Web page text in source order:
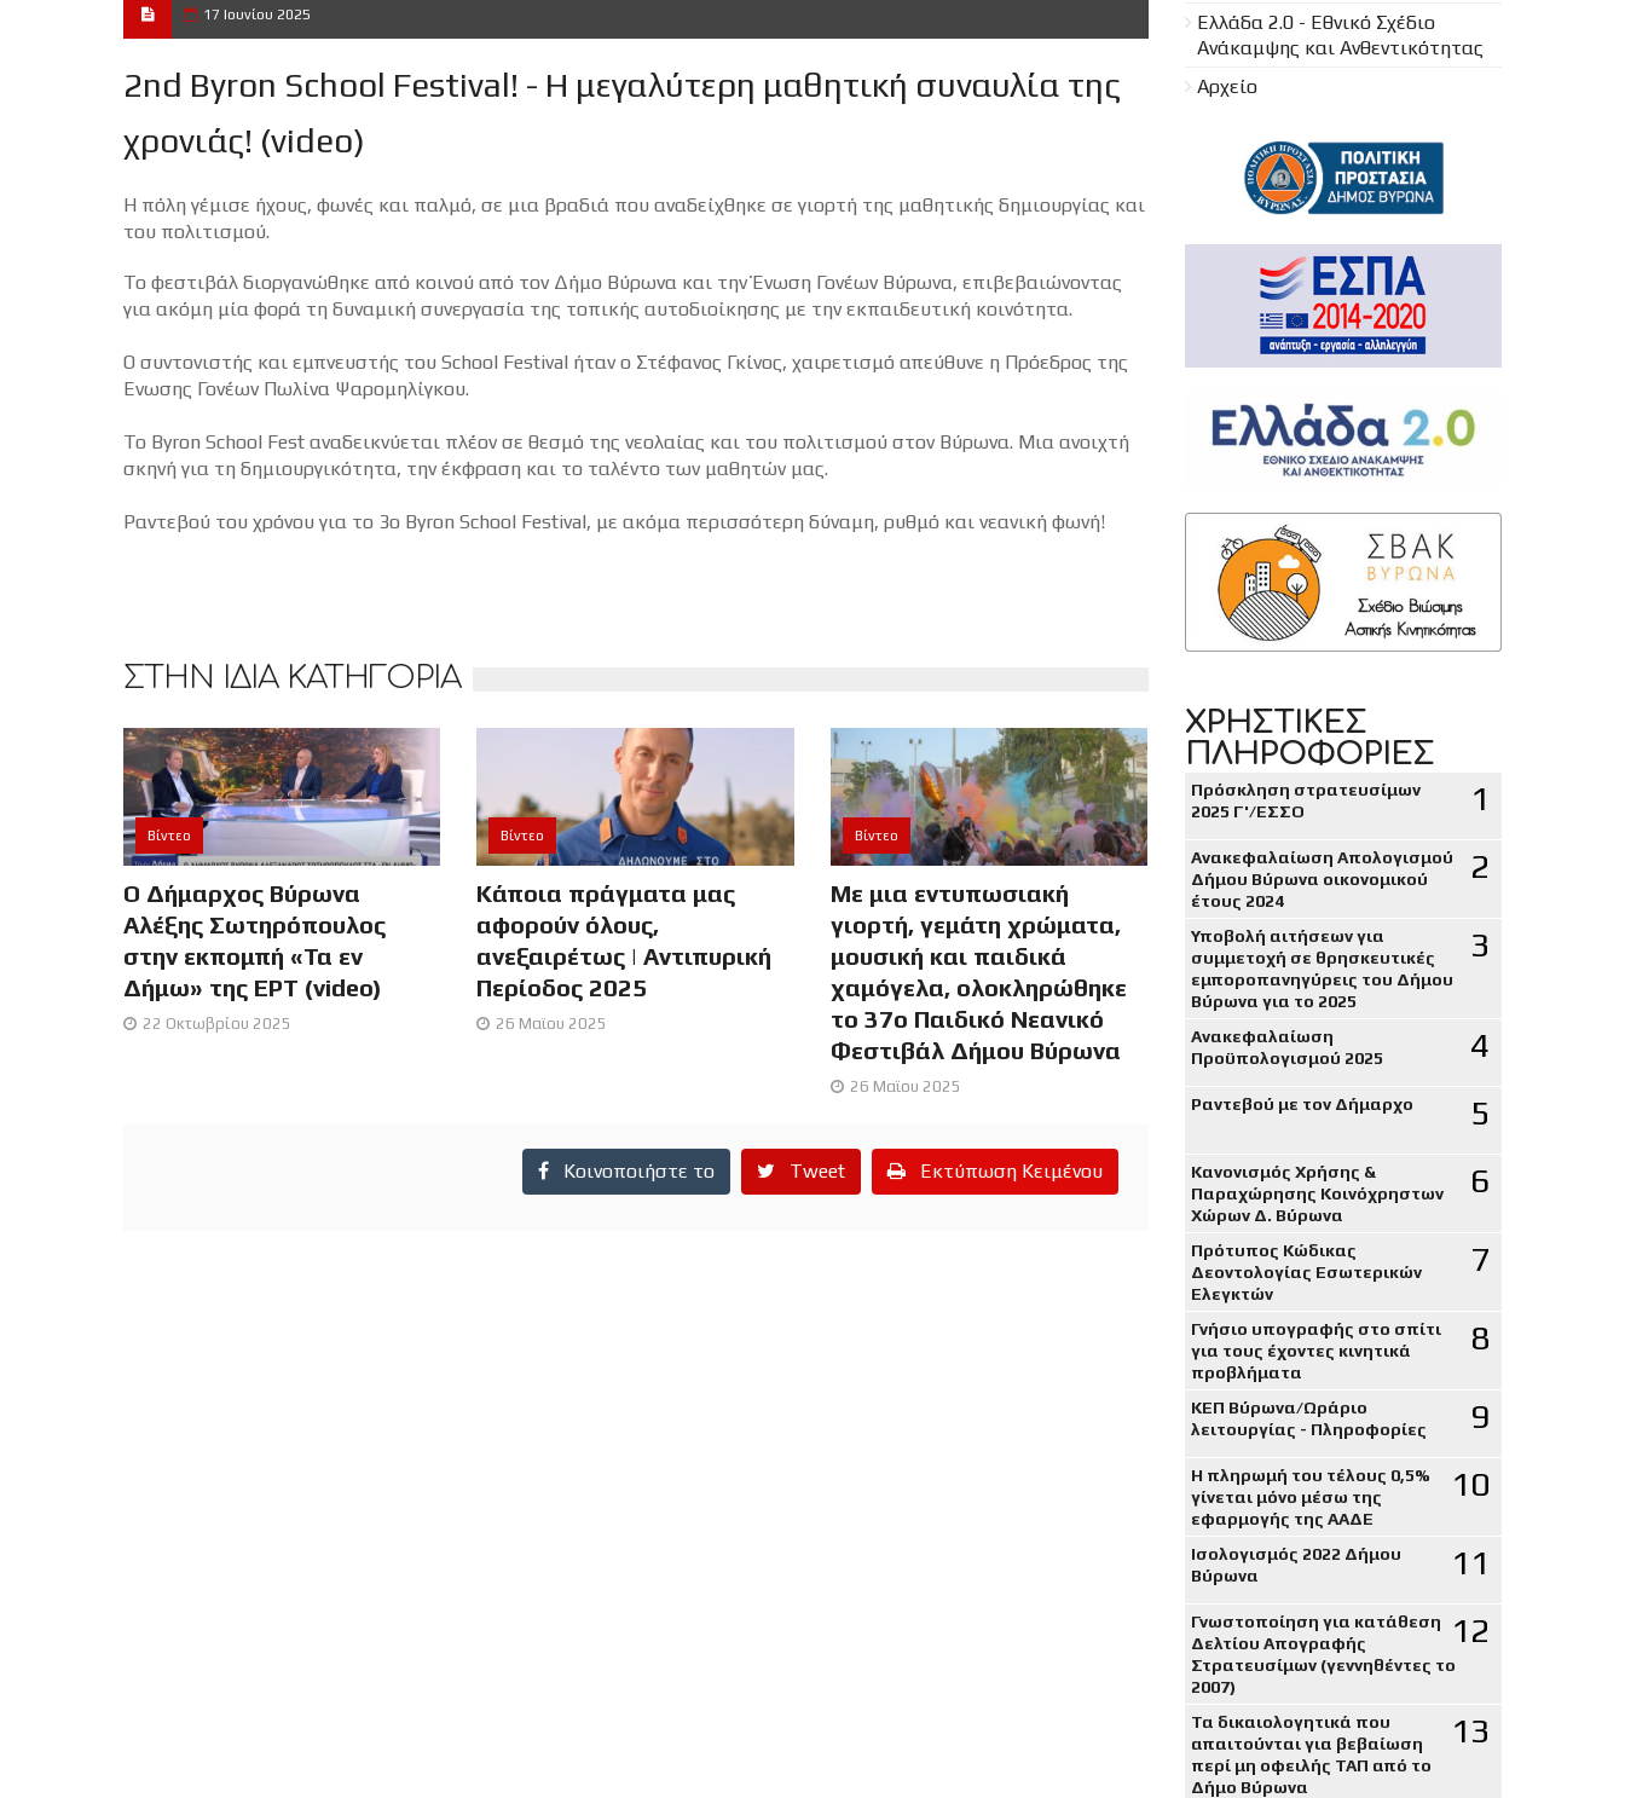
17 Ιουνίου 2025
2nd Byron School Festival! - Η μεγαλύτερη μαθητική συναυλία της
χρονιάς! (video)
Η πόλη γέμισε ήχους, φωνές και παλμό, σε μια βραδιά που αναδείχθηκε σε γιορτή της μαθητικής δημιουργίας και
του πολιτισμού.
Το φεστιβάλ διοργανώθηκε από κοινού από τον Δήμο Βύρωνα και την Ένωση Γονέων Βύρωνα, επιβεβαιώνοντας
για ακόμη μία φορά τη δυναμική συνεργασία της τοπικής αυτοδιοίκησης με την εκπαιδευτική κοινότητα.
Ο συντονιστής και εμπνευστής του School Festival ήταν ο Στέφανος Γκίνος, χαιρετισμό απεύθυνε η Πρόεδρος της
Ένωσης Γονέων Πωλίνα Ψαρομηλίγκου.
Το Byron School Fest αναδεικνύεται πλέον σε θεσμό της νεολαίας και του πολιτισμού στον Βύρωνα. Μια ανοιχτή
σκηνή για τη δημιουργικότητα, την έκφραση και το ταλέντο των μαθητών μας.
Ραντεβού του χρόνου για το 3ο Byron School Festival, με ακόμα περισσότερη δύναμη, ρυθμό και νεανική φωνή!
ΣΤΗΝ ΙΔΙΑ ΚΑΤΗΓΟΡΙΑ
Βίντεο
Ο Δήμαρχος Βύρωνα
Αλέξης Σωτηρόπουλος
στην εκπομπή «Τα εν
Δήμω» της ΕΡΤ (video)
22 Οκτωβρίου 2025
Βίντεο
Κάποια πράγματα μας
αφορούν όλους,
ανεξαιρέτως | Αντιπυρική
Περίοδος 2025
26 Μαϊου 2025
Βίντεο
Με μια εντυπωσιακή
γιορτή, γεμάτη χρώματα,
μουσική και παιδικά
χαμόγελα, ολοκληρώθηκε
το 37ο Παιδικό Νεανικό
Φεστιβάλ Δήμου Βύρωνα
26 Μαϊου 2025
Κοινοποιήστε το Tweet Εκτύπωση Κειμένου
Ελλάδα 2.0 - Εθνικό Σχέδιο
Ανάκαμψης και Ανθεντικότητας
Αρχείο
ΧΡΗΣΤΙΚΕΣ
ΠΛΗΡΟΦΟΡΙΕΣ
Πρόσκληση στρατευσίμων
2025 Γ'/ΕΣΣΟ
1
Ανακεφαλαίωση Απολογισμού
Δήμου Βύρωνα οικονομικού
έτους 2024
2
Υποβολή αιτήσεων για
συμμετοχή σε θρησκευτικές
εμποροπανηγύρεις του Δήμου
Βύρωνα για το 2025
3
Ανακεφαλαίωση
Προϋπολογισμού 2025
4
Ραντεβού με τον Δήμαρχο 5
Κανονισμός Χρήσης &
Παραχώρησης Κοινόχρηστων
Χώρων Δ. Βύρωνα
6
Πρότυπος Κώδικας
Δεοντολογίας Εσωτερικών
Ελεγκτών
7
Γνήσιο υπογραφής στο σπίτι
για τους έχοντες κινητικά
προβλήματα
8
ΚΕΠ Βύρωνα/Ωράριο
λειτουργίας - Πληροφορίες
9
Η πληρωμή του τέλους 0,5%
γίνεται μόνο μέσω της
εφαρμογής της ΑΑΔΕ
10
Ισολογισμός 2022 Δήμου
Βύρωνα
11
Γνωστοποίηση για κατάθεση
Δελτίου Απογραφής
Στρατευσίμων (γεννηθέντες το
2007)
12
Τα δικαιολογητικά που
απαιτούνται για βεβαίωση
περί μη οφειλής ΤΑΠ από το
Δήμο Βύρωνα
13